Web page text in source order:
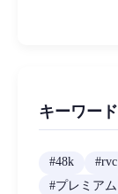
キーワード
#48k #rvc
#プレミアム